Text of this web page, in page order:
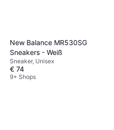
New Balance MR530SG
Sneakers - Weiß
Sneaker, Unisex
€ 74
9+ Shops